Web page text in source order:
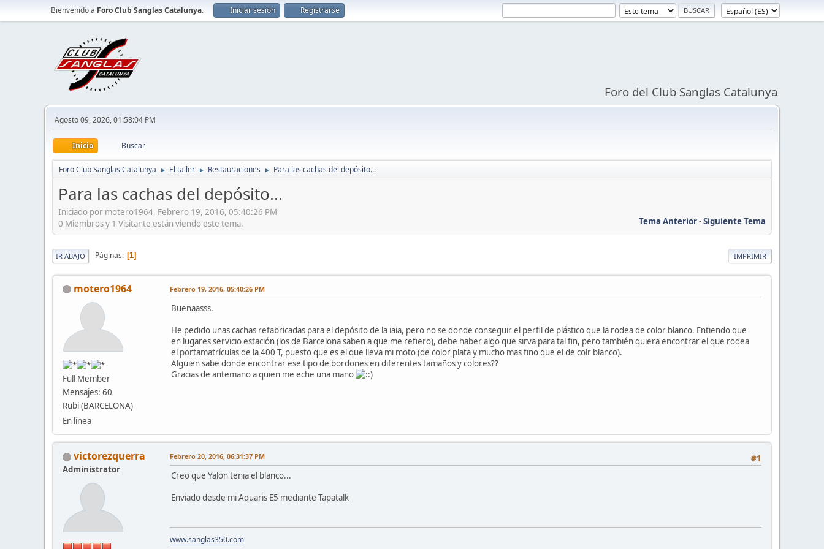
Bienvenido a Foro Club Sanglas Catalunya. Iniciar sesión Registrarse
Foro del Club Sanglas Catalunya
Agosto 09, 2026, 01:58:04 PM
Inicio Buscar
Foro Club Sanglas Catalunya ► El taller ► Restauraciones ► Para las cachas del depósito...
Para las cachas del depósito...
Iniciado por motero1964, Febrero 19, 2016, 05:40:26 PM
Tema Anterior-Siguiente Tema
0 Miembros y 1 Visitante están viendo este tema.
IMPRIMIR
IR ABAJO Páginas 1
motero1964
Full Member
Mensajes: 60
Rubi (BARCELONA)
En línea
Febrero 19, 2016, 05:40:26 PM
Buenaasss.
He pedido unas cachas refabricadas para el depósito de la iaia, pero no se donde conseguir el perfil de plástico que la rodea de color blanco. Entiendo que
en lugares servicio estación (los de Barcelona saben a que me refiero), debe haber algo que sirva para tal fin, pero también quiera encontrar el que rodea
el portamatrículas de la 400 T, puesto que es el que lleva mi moto (de color plata y mucho mas fino que el de colr blanco).
Alguien sabe donde encontrar ese tipo de bordones en diferentes tamaños y colores??
Gracias de antemano a quien me eche una mano
victorezquerra
Administrator
#1
Febrero 20, 2016, 06:31:37 PM
Creo que Yalon tenia el blanco...
Enviado desde mi Aquaris E5 mediante Tapatalk
www.sanglas350.com